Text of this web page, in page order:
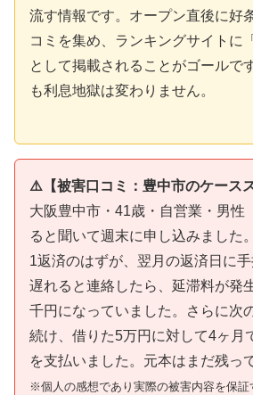
流す情報です。オープン直後に好
コミを集め、ランキングサイトに
として掲載されることがゴールで
も利息地獄は変わりません。
⚠️【被害口コミ：豊中市のケース
大阪豊中市・41歳・自営業・男性
ると聞いて週末に申し込みました
1返済のはずが、翌月の返済日に
遅れると連絡したら、延滞料が発
千円になっていました。さらに次
続け、借りた5万円に対して4ヶ月
を支払いました。元本はまだ残っ
※個人の感想であり実際の被害内容を保証